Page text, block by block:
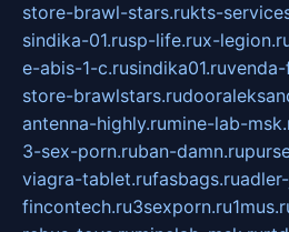
store-brawl-stars.rukts-
sindika-01.rusp-life.rux-
e-abis-1-c.rusindika01.ru
store-brawlstars.ru
antenna-highly.rumine-lab-
3-sex-porn.ruban-damn.ru
viagra-tablet.rufasbags.ru
fincontech.ru3sexporn.ru